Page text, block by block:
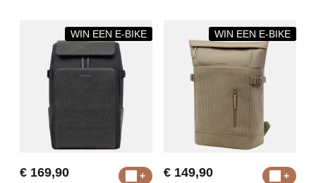
WIN EEN E-BIKE
€ 169,90
WIN EEN E-BIKE
€ 149,90